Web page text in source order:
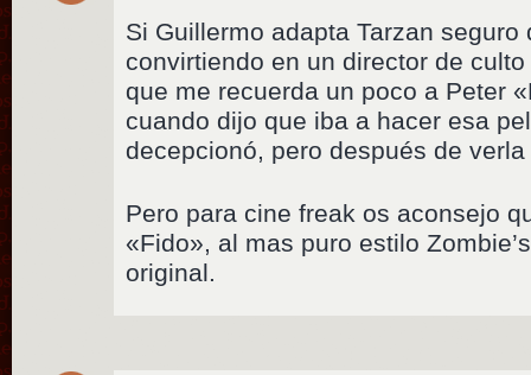
Si Guillermo adapta Tarzan
convirtiendo en un director de
que me recuerda un poco a Peter
cuando dijo que iba a hacer esa
decepcionó, pero después de
Pero para cine freak os aconsejo
«Fido», al mas puro estilo
original.